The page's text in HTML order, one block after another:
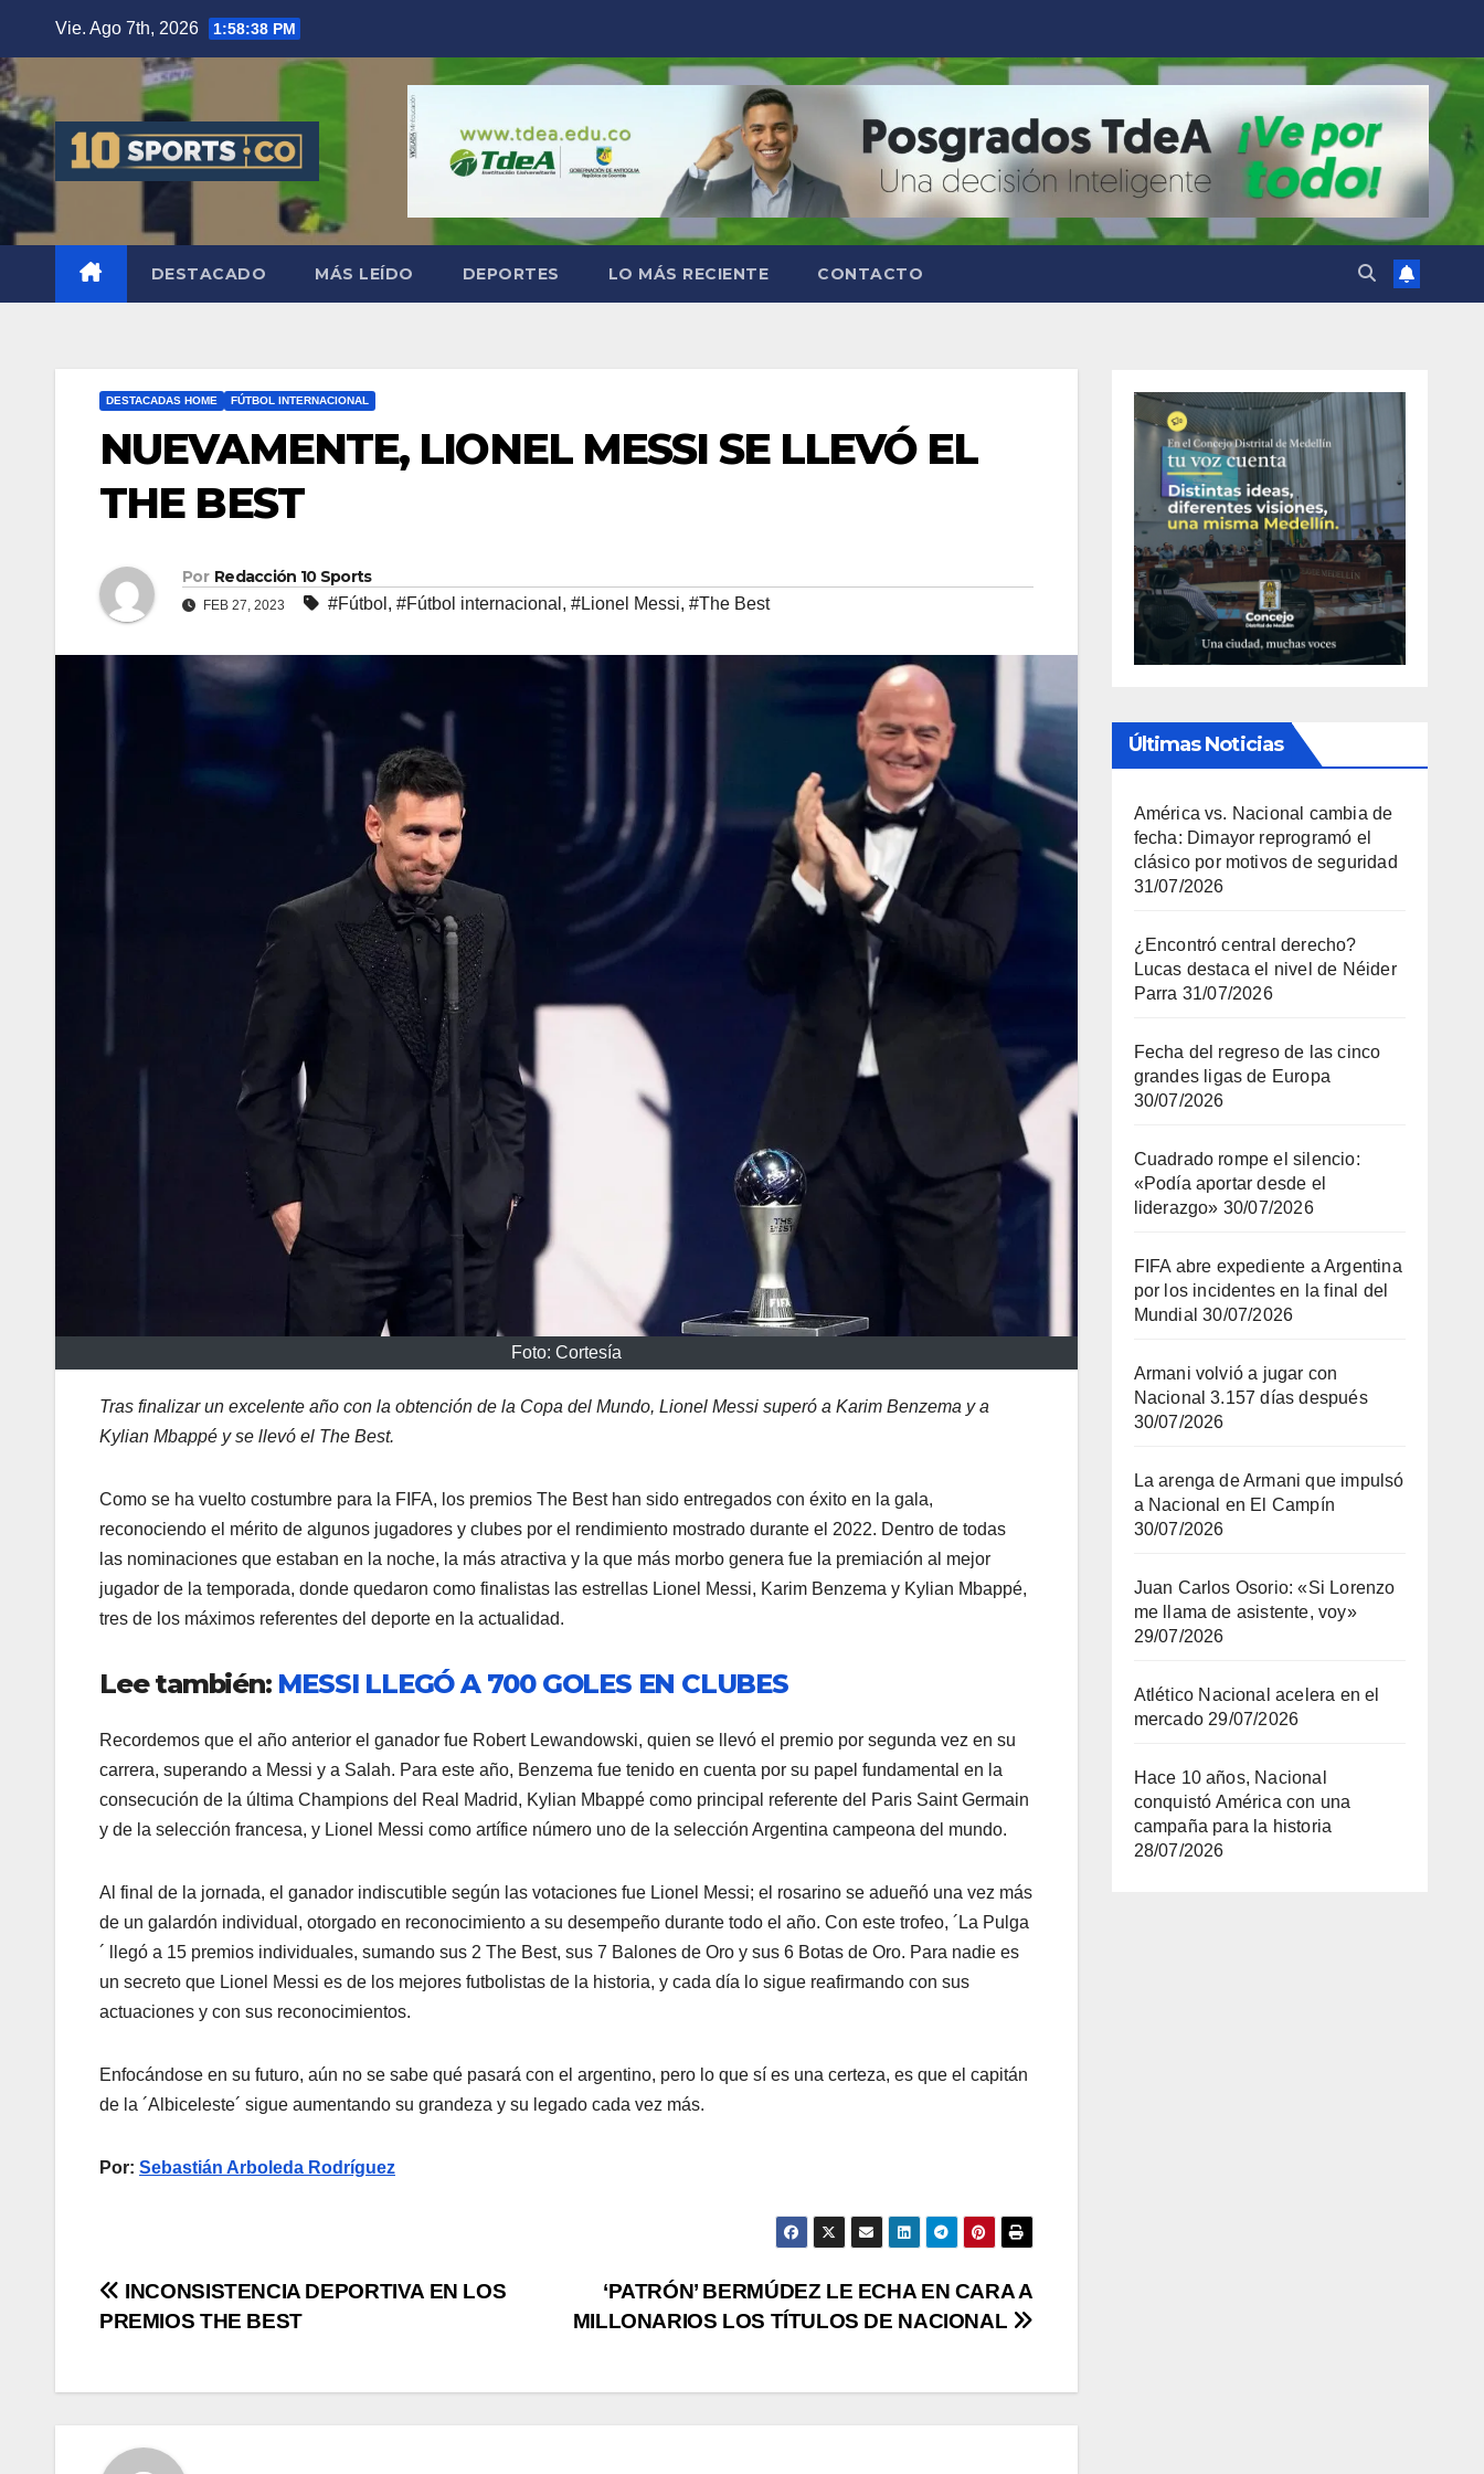
Vie. Ago 7th, 2026 1:58:39 PM
DESTACADO MÁS LEÍDO DEPORTES LO MÁS RECIENTE CONTACTO
DESTACADAS HOME FÚTBOL INTERNACIONAL
NUEVAMENTE, LIONEL MESSI SE LLEVÓ EL
THE BEST
Por Redacción 10 Sports
FEB 27, 2023 #Fútbol , #Fútbol internacional , #Lionel Messi, #The Best
Foto: Cortesía
Tras finalizar un excelente año con la obtención de la Copa del Mundo, Lionel Messi superó a Karim Benzema y a
Kylian Mbappé y se llevó el The Best.
Como se ha vuelto costumbre para la FIFA, los premios The Best han sido entregados con éxito en la gala,
reconociendo el mérito de algunos jugadores y clubes por el rendimiento mostrado durante el 2022. Dentro de todas
las nominaciones que estaban en la noche, la más atractiva y la que más morbo genera fue la premiación al mejor
jugador de la temporada, donde quedaron como finalistas las estrellas Lionel Messi, Karim Benzema y Kylian Mbappé,
tres de los máximos referentes del deporte en la actualidad.
Lee también: MESSI LLEGÓ A 700 GOLES EN CLUBES
Recordemos que el año anterior el ganador fue Robert Lewandowski, quien se llevó el premio por segunda vez en su
carrera, superando a Messi y a Salah. Para este año, Benzema fue tenido en cuenta por su papel fundamental en la
consecución de la última Champions del Real Madrid, Kylian Mbappé como principal referente del Paris Saint Germain
y de la selección francesa, y Lionel Messi como artífice número uno de la selección Argentina campeona del mundo.
Al final de la jornada, el ganador indiscutible según las votaciones fue Lionel Messi; el rosarino se adueñó una vez más
de un galardón individual, otorgado en reconocimiento a su desempeño durante todo el año. Con este trofeo, ´La Pulga
´ llegó a 15 premios individuales, sumando sus 2 The Best, sus 7 Balones de Oro y sus 6 Botas de Oro. Para nadie es
un secreto que Lionel Messi es de los mejores futbolistas de la historia, y cada día lo sigue reafirmando con sus
actuaciones y con sus reconocimientos.
Enfocándose en su futuro, aún no se sabe qué pasará con el argentino, pero lo que sí es una certeza, es que el capitán
de la ´Albiceleste´ sigue aumentando su grandeza y su legado cada vez más.
Por: Sebastián Arboleda Rodríguez
‘PATRÓN’ BERMÚDEZ LE ECHA EN CARA A
MILLONARIOS LOS TÍTULOS DE NACIONAL
INCONSISTENCIA DEPORTIVA EN LOS
PREMIOS THE BEST
Últimas Noticias
América vs. Nacional cambia de
fecha: Dimayor reprogramó el
clásico por motivos de seguridad
31/07/2026
¿Encontró central derecho?
Lucas destaca el nivel de Néider
Parra 31/07/2026
Fecha del regreso de las cinco
grandes ligas de Europa
30/07/2026
Cuadrado rompe el silencio:
«Podía aportar desde el
liderazgo» 30/07/2026
FIFA abre expediente a Argentina
por los incidentes en la final del
Mundial 30/07/2026
Armani volvió a jugar con
Nacional 3.157 días después
30/07/2026
La arenga de Armani que impulsó
a Nacional en El Campín
30/07/2026
Juan Carlos Osorio: «Si Lorenzo
me llama de asistente, voy»
29/07/2026
Atlético Nacional acelera en el
mercado 29/07/2026
Hace 10 años, Nacional
conquistó América con una
campaña para la historia
28/07/2026